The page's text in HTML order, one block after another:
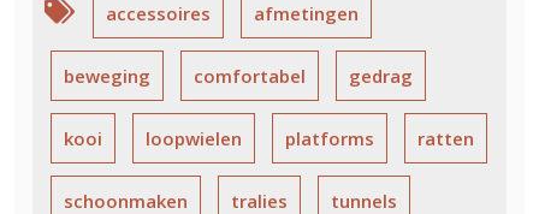
accessoires afmetingen
beweging comfortabel gedrag
kooi loopwielen platforms ratten
schoonmaken tralies tunnels